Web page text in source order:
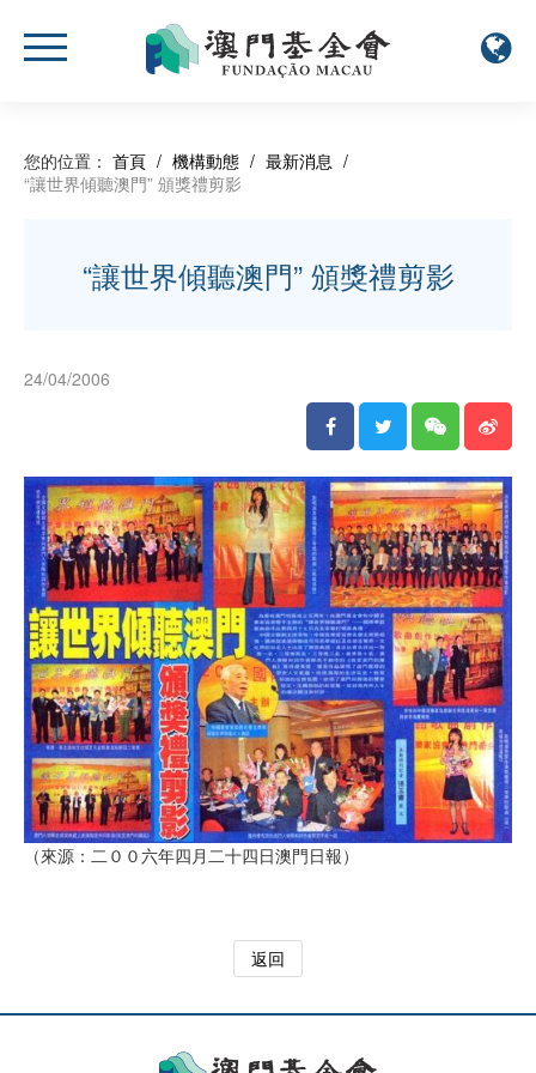
您的位置： 首頁 / 機構動態 / 最新消息 /
“讓世界傾聽澳門” 頒獎禮剪影
“讓世界傾聽澳門” 頒獎禮剪影
24/04/2006
（來源：二００六年四月二十四日澳門日報）
返回